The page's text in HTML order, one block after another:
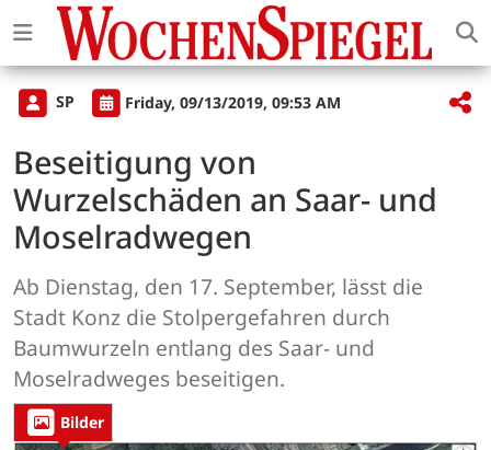
SP Friday, 09/13/2019, 09:53 AM
Beseitigung von
Wurzelschäden an Saar- und
Moselradwegen
Ab Dienstag, den 17. September, lässt die
Stadt Konz die Stolpergefahren durch
Baumwurzeln entlang des Saar- und
Moselradweges beseitigen.
Bilder